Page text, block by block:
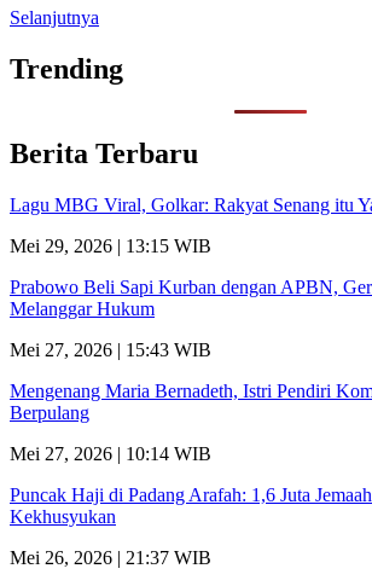
Selanjutnya
Trending
Berita Terbaru
Lagu MBG Viral, Golkar: Rakyat Senang itu
Mei 29, 2026 | 13:15 WIB
Prabowo Beli Sapi Kurban dengan APBN,
Melanggar Hukum
Mei 27, 2026 | 15:43 WIB
Mengenang Maria Bernadeth, Istri Pendiri
Berpulang
Mei 27, 2026 | 10:14 WIB
Puncak Haji di Padang Arafah: 1,6 Juta
Kekhusyukan
Mei 26, 2026 | 21:37 WIB